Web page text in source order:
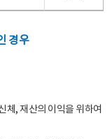
경우
체, 재산의 이익을 위하여